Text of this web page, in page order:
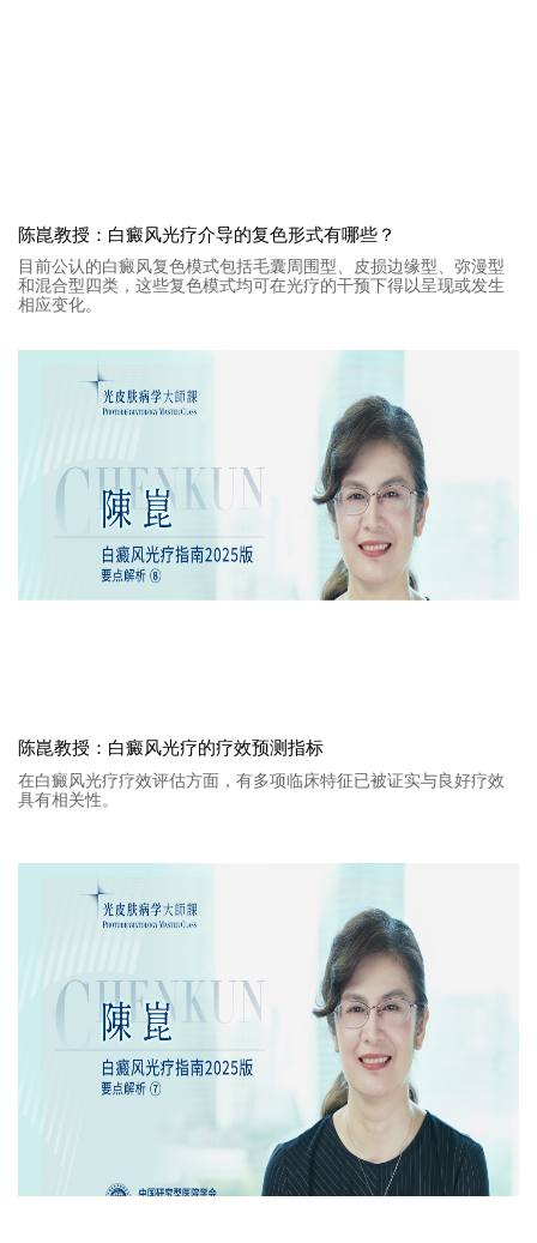
陈崑教授：白癜风光疗介导的复色形式有哪些？
目前公认的白癜风复色模式包括毛囊周围型、皮损边缘型、弥漫型
和混合型四类，这些复色模式均可在光疗的干预下得以呈现或发生
相应变化。
陈崑教授：白癜风光疗的疗效预测指标
在白癜风光疗疗效评估方面，有多项临床特征已被证实与良好疗效
具有相关性。